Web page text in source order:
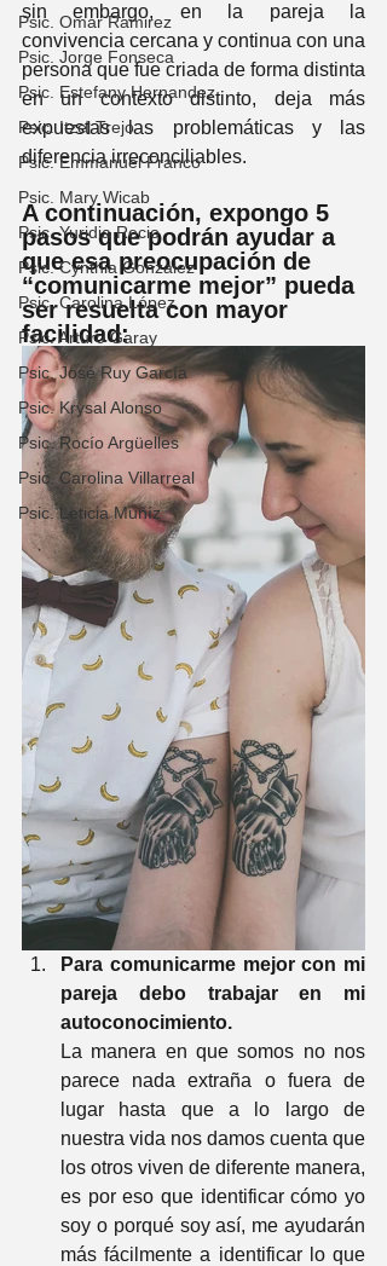
Psic. Omar Ramirez
Psic. Jorge Fonseca
Psic. Estefany Hernandez
Psic. Itzel Trejo
Psic. Emmanuel Franco
Psic. Mary Wicab
Psic. Yuridia Recio
Psic. Cynthia Gonzalez
Psic. Carolina López
Psic. Arturo Garay
Psic. José Ruy García
Psic. Krysal Alonso
Psic. Rocío Argüelles
Psic. Carolina Villarreal
Psic. Leticia Muñíz
sin embargo, en la pareja la
convivencia cercana y continua con una
persona que fue criada de forma distinta
en un contexto distinto, deja más
expuestas las problemáticas y las
diferencia irreconciliables.
A continuación, expongo 5
pasos que podrán ayudar a
que esa preocupación de
“comunicarme mejor” pueda
ser resuelta con mayor
facilidad:
Para comunicarme mejor con mi
pareja debo trabajar en mi
autoconocimiento.
La manera en que somos no nos
parece nada extraña o fuera de
lugar hasta que a lo largo de
nuestra vida nos damos cuenta que
los otros viven de diferente manera,
es por eso que identificar cómo yo
soy o porqué soy así, me ayudarán
más fácilmente a identificar lo que